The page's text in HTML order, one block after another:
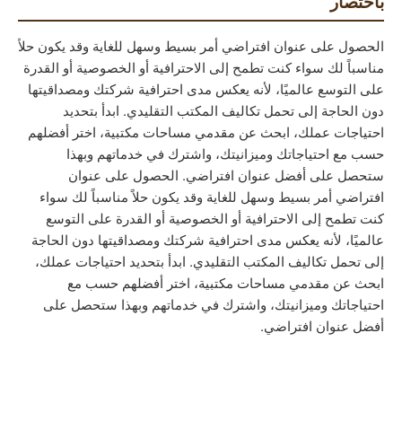
الحصول على عنوان افتراضي أمر بسيط وسهل للغاية وقد يكون حلاً
مناسباً لك سواء كنت تطمح إلى الاحترافية أو الخصوصية أو القدرة
على التوسع عالميًا، لأنه يعكس مدى احترافية شركتك ومصداقيتها
دون الحاجة إلى تحمل تكاليف المكتب التقليدي. ابدأ بتحديد
احتياجات عملك، ابحث عن مقدمي مساحات مكتبية، اختر أفضلهم
حسب مع احتياجاتك وميزانيتك، واشترك في خدماتهم وبهذا
ستحصل على أفضل عنوان افتراضي. الحصول على عنوان
افتراضي أمر بسيط وسهل للغاية وقد يكون حلاً مناسباً لك سواء
كنت تطمح إلى الاحترافية أو الخصوصية أو القدرة على التوسع
عالميًا، لأنه يعكس مدى احترافية شركتك ومصداقيتها دون الحاجة
إلى تحمل تكاليف المكتب التقليدي. ابدأ بتحديد احتياجات عملك،
ابحث عن مقدمي مساحات مكتبية، اختر أفضلهم حسب مع
احتياجاتك وميزانيتك، واشترك في خدماتهم وبهذا ستحصل على
أفضل عنوان افتراضي.